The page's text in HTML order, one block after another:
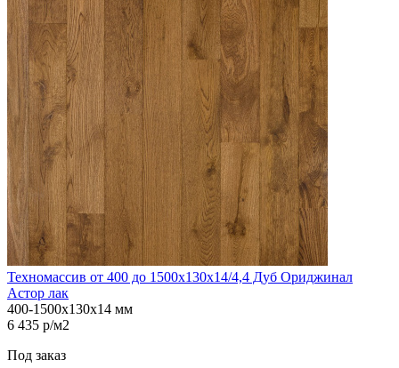
Техномассив от 400 до 1500х130х14/4,4 Дуб Ориджинал
Астор лак
400-1500х130х14 мм
6 435 р/м2
Под заказ